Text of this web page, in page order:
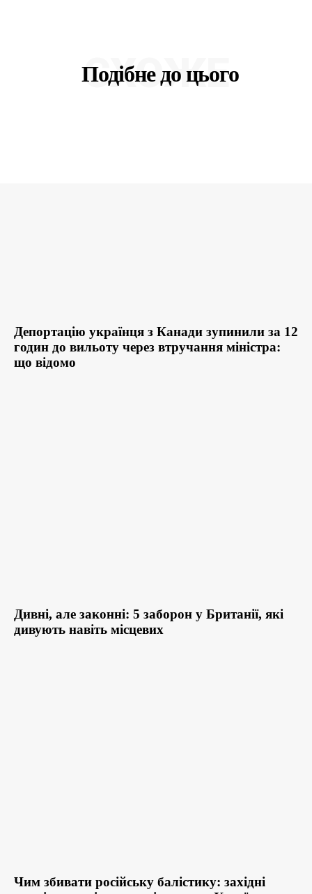
Подібне до цього
СХОЖЕ
Депортацію українця з Канади зупинили за 12
годин до вильоту через втручання міністра:
що відомо
Дивні, але законні: 5 заборон у Британії, які
дивують навіть місцевих
Чим збивати російську балістику: західні